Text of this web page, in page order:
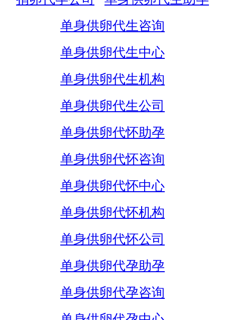
单身供卵代生咨询
单身供卵代生中心
单身供卵代生机构
单身供卵代生公司
单身供卵代怀助孕
单身供卵代怀咨询
单身供卵代怀中心
单身供卵代怀机构
单身供卵代怀公司
单身供卵代孕助孕
单身供卵代孕咨询